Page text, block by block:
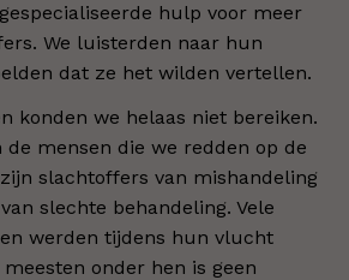
hulp voor meer
We luisterden naar hun
dat ze het wilden vertellen.
konden we helaas niet bereiken.
de mensen die we redden op de
slachtoffers van mishandeling
slechte behandeling. Vele
werden tijdens hun vlucht
onder hen is geen